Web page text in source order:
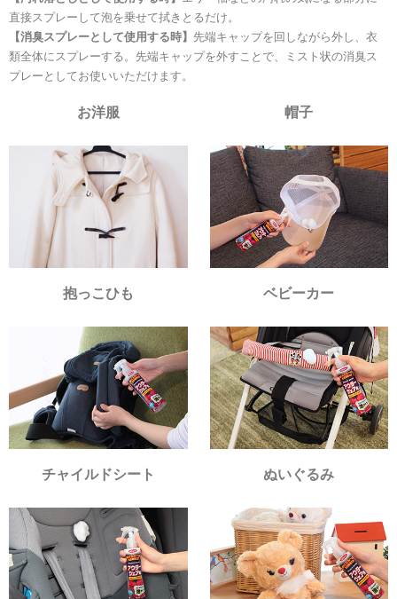
直接スプレーして泡を乗せて拭きとるだけ。
【消臭スプレーとして使用する時】 先端キャップを回しながら外し、衣
類全体にスプレーする。先端キャップを外すことで、ミスト状の消臭ス
プレーとしてお使いいただけます。
お洋服 帽子
抱っこひも ベビーカー
チャイルドシート ぬいぐるみ